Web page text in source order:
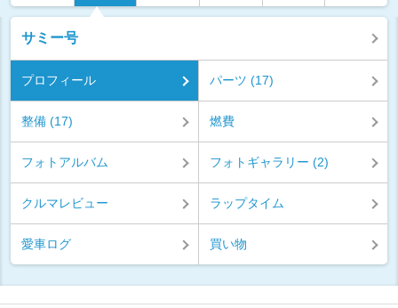
サミー号
プロフィール パーツ (17)
整備 (17) 燃費
フォトアルバム フォトギャラリー (2)
クルマレビュー ラップタイム
愛車ログ 買い物